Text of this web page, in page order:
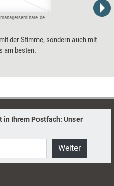
der Stimme, sondern auch mit
am besten.
in Ihrem Postfach: Unser
Weiter